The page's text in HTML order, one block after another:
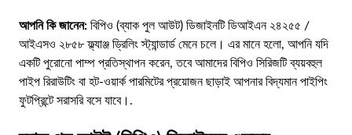
আপনি কি জানেন: বিপিও (ব্যাক পুল আউট) ডিজাইনটি ডিআইএন ২৪২৫৫ /
আইএসও ২৮৫৮ ফ্ল্যাঞ্জ ড্রিলিং স্ট্যান্ডার্ড মেনে চলে। এর মানে হলো, আপনি যদি
একটি পুরোনো পাম্প প্রতিস্থাপন করেন, তবে আমাদের বিপিও সিরিজটি ব্যয়বহুল
পাইপ রিরাউটিং বা হট-ওয়ার্ক পারমিটের প্রয়োজন ছাড়াই আপনার বিদ্যমান পাইপিং
ফুটপ্রিন্টে সরাসরি বসে যাবে।.